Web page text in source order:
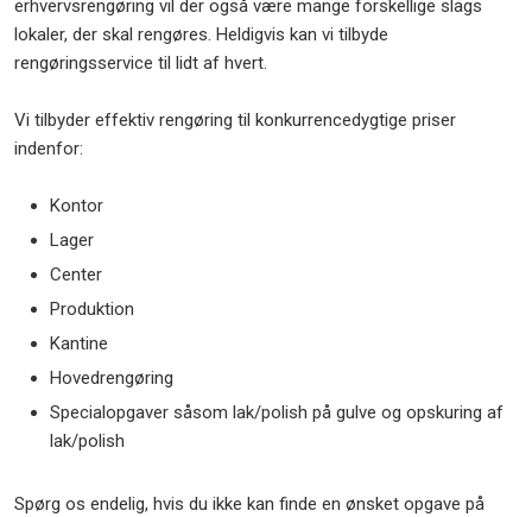
erhvervsrengøring vil der også være mange forskellige slags
lokaler, der skal rengøres. Heldigvis kan vi tilbyde
rengøringsservice til lidt af hvert.
Vi tilbyder effektiv rengøring til konkurrencedygtige priser
indenfor:
Kontor
Lager
Center
Produktion
Kantine
Hovedrengøring
Specialopgaver såsom lak/polish på gulve og opskuring af
lak/polish
Spørg os endelig, hvis du ikke kan finde en ønsket opgave på